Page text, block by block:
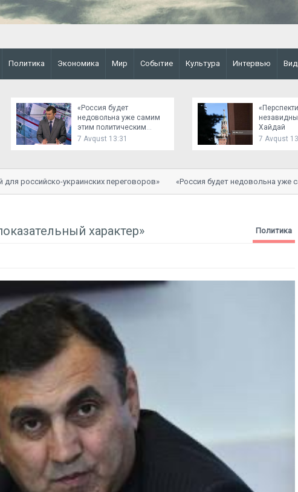
Политика Экономика Мир Событие Культура Интервью
«Россия будет
недовольна уже самим
этим политическим
сигналом»
7 Avqust 13:31
Хайдай
7 Avqust
российско-украинских переговоров» «Россия будет недовольна уже
характер» Политика